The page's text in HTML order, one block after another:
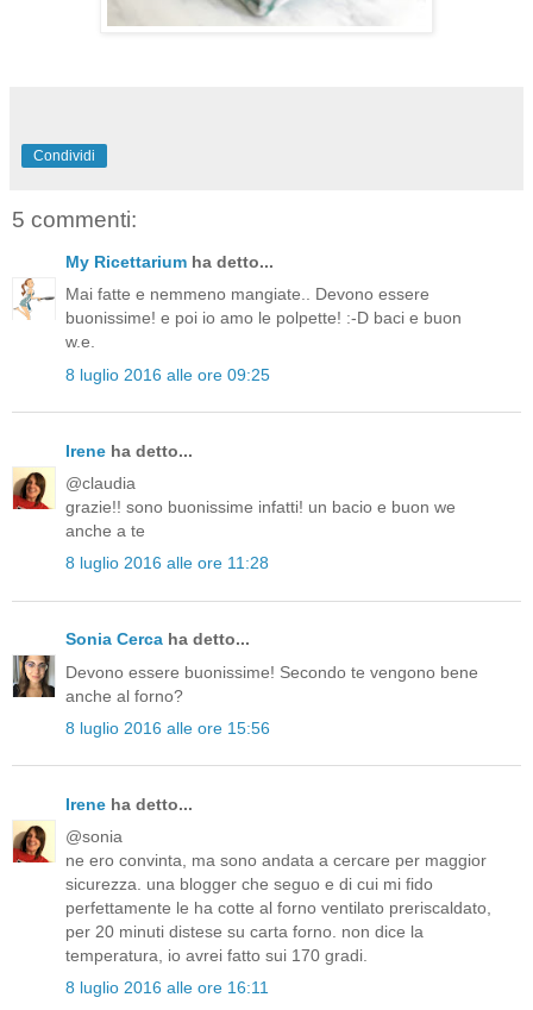
Condividi
5 commenti:
My Ricettarium ha detto...
Mai fatte e nemmeno mangiate.. Devono essere
buonissime! e poi io amo le polpette! :-D baci e buon
w.e.
8 luglio 2016 alle ore 09:25
Irene ha detto...
@claudia
grazie!! sono buonissime infatti! un bacio e buon we
anche a te
8 luglio 2016 alle ore 11:28
Sonia Cerca ha detto...
Devono essere buonissime! Secondo te vengono bene
anche al forno?
8 luglio 2016 alle ore 15:56
Irene ha detto...
@sonia
ne ero convinta, ma sono andata a cercare per maggior
sicurezza. una blogger che seguo e di cui mi fido
perfettamente le ha cotte al forno ventilato preriscaldato,
per 20 minuti distese su carta forno. non dice la
temperatura, io avrei fatto sui 170 gradi.
8 luglio 2016 alle ore 16:11